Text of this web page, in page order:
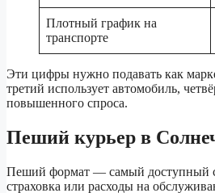
Плотный график на
транспорте
Эти цифры нужно подавать как
третий использует автомобиль,
повышенного спроса.
Пеший курьер в
Пеший формат — самый доступный
страховка или расходы на